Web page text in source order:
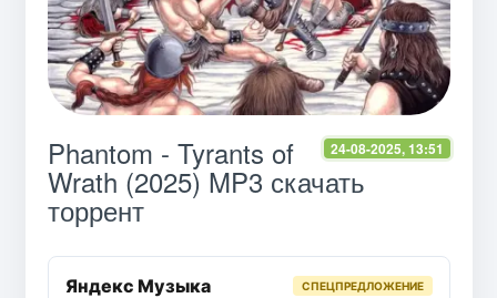
24-08-2025, 13:51
Phantom - Tyrants of
Wrath (2025) MP3 скачать
торрент
Яндекс Музыка СПЕЦПРЕДЛОЖЕНИЕ